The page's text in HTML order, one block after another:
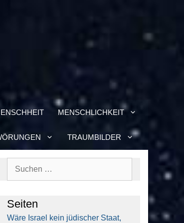
MENSCH­LICH­KEIT
TRAUM­BIL­DER
Sei­ten
Wäre Isra­el kein jüdi­scher Staat,